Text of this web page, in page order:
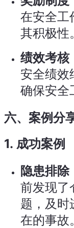
在安全工
其积极性。
绩效考核
安全绩效
确保安全
六、案例分
1. 成功案例
隐患排除
前发现了
题，及时
在的事故。